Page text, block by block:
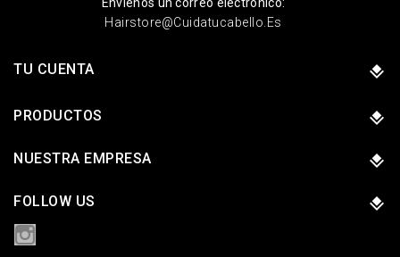
Hairstore@cuidatucabello.es
TU CUENTA
PRODUCTOS
NUESTRA EMPRESA
FOLLOW US